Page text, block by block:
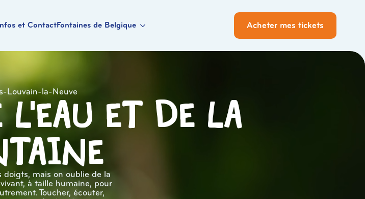
et ContactFontaines de Belgique Acheter mes tickets
Louvain-la-Neuve
l'eau et de la
doigts, mais on oublie de la
à taille humaine, pour
Toucher, écouter,